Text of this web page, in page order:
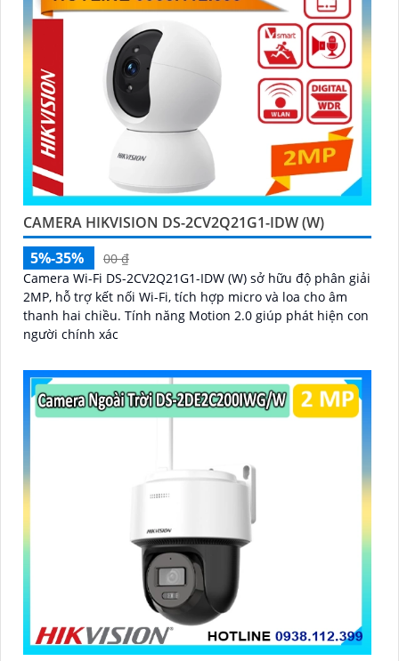
CAMERA HIKVISION DS-2CV2Q21G1-IDW (W)
5%-35%
00 ₫
Camera Wi-Fi DS-2CV2Q21G1-IDW (W) sở hữu độ phân giải
2MP, hỗ trợ kết nối Wi-Fi, tích hợp micro và loa cho âm
thanh hai chiều. Tính năng Motion 2.0 giúp phát hiện con
người chính xác